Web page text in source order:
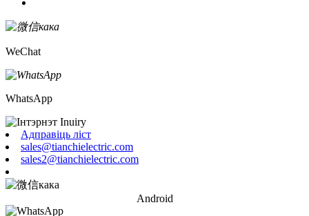
WeChat
WhatsApp
Адправіць ліст
sales@tianchielectric.com
sales2@tianchielectric.com
Android